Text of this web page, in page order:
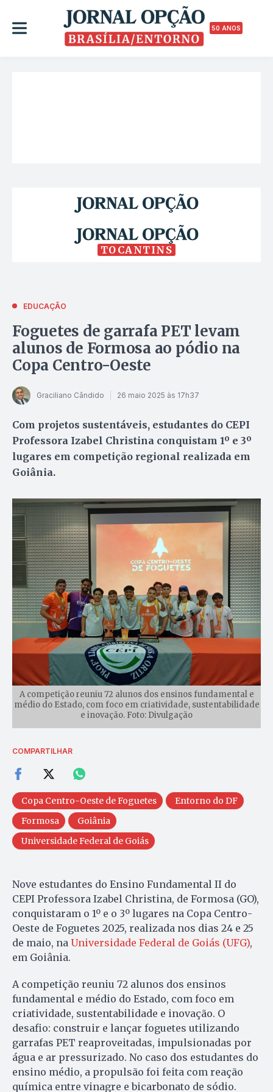
50 ANOS
TOCANTINS
EDUCAÇÃO
Foguetes de garrafa PET levam
alunos de Formosa ao pódio na
Copa Centro-Oeste
Graciliano Cândido 26 maio 2025 às 17h37
Com projetos sustentáveis, estudantes do CEPI
Professora Izabel Christina conquistam 1º e 3º
lugares em competição regional realizada em
Goiânia.
A competição reuniu 72 alunos dos ensinos fundamental e
médio do Estado, com foco em criatividade, sustentabilidade
e inovação. Foto: Divulgação
COMPARTILHAR
Copa Centro-Oeste de Foguetes
Entorno do DF
Formosa
Goiânia
Universidade Federal de Goiás
Nove estudantes do Ensino Fundamental II do
CEPI Professora Izabel Christina, de Formosa (GO),
conquistaram o 1º e o 3º lugares na Copa Centro-
Oeste de Foguetes 2025, realizada nos dias 24 e 25
de maio, na Universidade Federal de Goiás (UFG),
em Goiânia.
A competição reuniu 72 alunos dos ensinos
fundamental e médio do Estado, com foco em
criatividade, sustentabilidade e inovação. O
desafio: construir e lançar foguetes utilizando
garrafas PET reaproveitadas, impulsionadas por
água e ar pressurizado. No caso dos estudantes do
ensino médio, a propulsão foi feita com reação
química entre vinagre e bicarbonato de sódio.